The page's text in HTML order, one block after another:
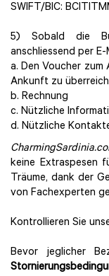
SWIFT/BIC:
5) Sobald die
anschliessend per E-
a. Den Voucher
Ankunft zu
b. Rechnung
c. Nützliche
d. Nützliche
keine Extraspesen
Träume, dank der
von Fachexperten
Kontrollieren Sie
Bevor jeglicher